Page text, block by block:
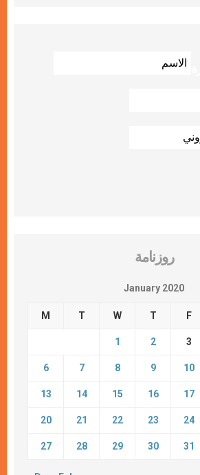
روزنامة
January 2020
M T W T F
1 2 3
6 7 8 9 10
13 14 15 16 17
20 21 22 23 24
27 28 29 30 31